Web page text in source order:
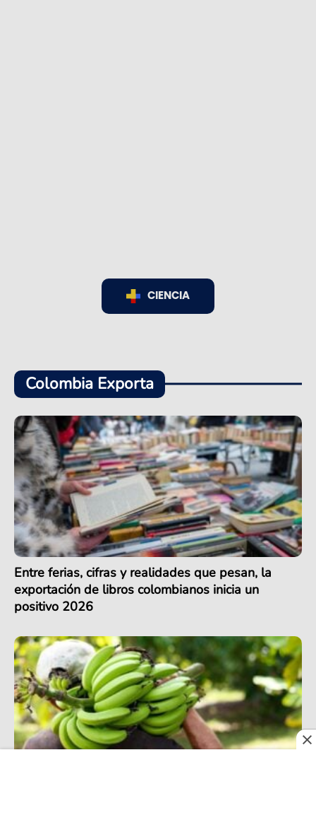
CIENCIA
Colombia Exporta
Entre ferias, cifras y realidades que pesan, la
exportación de libros colombianos inicia un
positivo 2026